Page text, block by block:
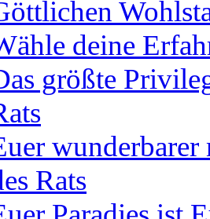
deine
größte
Rats